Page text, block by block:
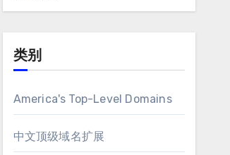
类别
America's Top-Level Domains
中文顶级域名扩展